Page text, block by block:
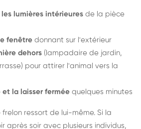
lumières intérieures de la pièce
fenêtre donnant sur l'extérieur
dehors (lampadaire de jardin,
pour attirer l'animal vers la
la laisser fermée quelques minutes
frelon ressort de lui-même. Si la
après soir avec plusieurs individus,